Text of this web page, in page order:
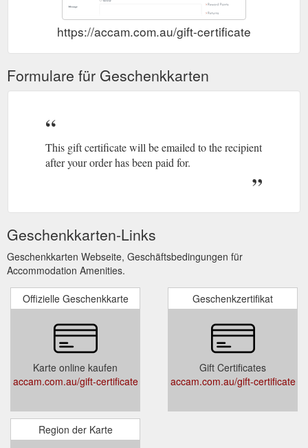
https://accam.com.au/gift-certificate
Formulare für Geschenkkarten
This gift certificate will be emailed to the recipient
after your order has been paid for.
Geschenkkarten-Links
Geschenkkarten Webseite, Geschäftsbedingungen für
Accommodation Amenities.
Offizielle Geschenkkarte
Karte online kaufen
accam.com.au/gift-certificate
Geschenkzertifikat
Gift Certificates
accam.com.au/gift-certificate
Region der Karte